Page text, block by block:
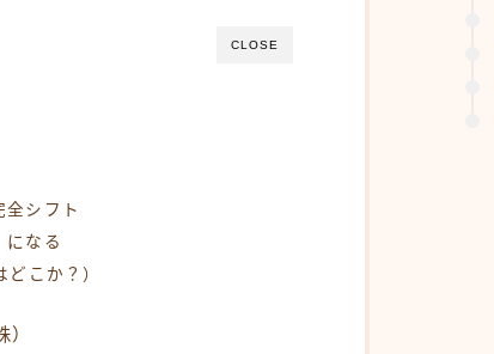
CLOSE
全シフト
になる
こか？）